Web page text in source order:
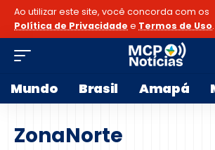
Ao utilizar este site, você concorda com os
Política de Privacidade e Termos de Uso.
Mundo Brasil Amapá
ZonaNorte